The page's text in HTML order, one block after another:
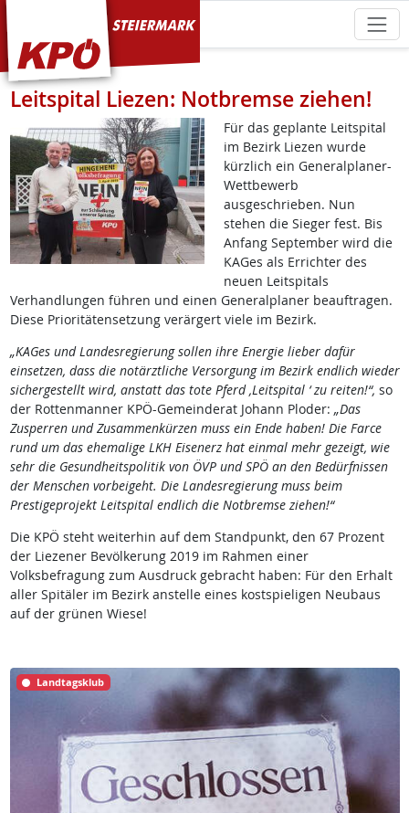
KPÖ Steiermark
Leitspital Liezen: Notbremse ziehen!
Für das geplante Leitspital
im Bezirk Liezen wurde
kürzlich ein Generalplaner-
Wettbewerb
ausgeschrieben. Nun
stehen die Sieger fest. Bis
Anfang September wird die
KAGes als Errichter des
neuen Leitspitals
Verhandlungen führen und einen Generalplaner beauftragen.
Diese Prioritätensetzung verärgert viele im Bezirk.
„KAGes und Landesregierung sollen ihre Energie lieber dafür
einsetzen, dass die notärztliche Versorgung im Bezirk endlich wieder
sichergestellt wird, anstatt das tote Pferd ‚Leitspital ‘ zu reiten!“, so
der Rottenmanner KPÖ-Gemeinderat Johann Ploder: „Das
Zusperren und Zusammenkürzen muss ein Ende haben! Die Farce
rund um das ehemalige LKH Eisenerz hat einmal mehr gezeigt, wie
sehr die Gesundheitspolitik von ÖVP und SPÖ an den Bedürfnissen
der Menschen vorbeigeht. Die Landesregierung muss beim
Prestigeprojekt Leitspital endlich die Notbremse ziehen!“
Die KPÖ steht weiterhin auf dem Standpunkt, den 67 Prozent
der Liezener Bevölkerung 2019 im Rahmen einer
Volksbefragung zum Ausdruck gebracht haben: Für den Erhalt
aller Spitäler im Bezirk anstelle eines kostspieligen Neubaus
auf der grünen Wiese!
Landtagsklub